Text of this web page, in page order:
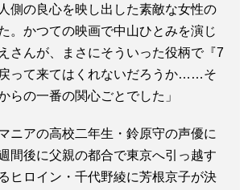
側の良心を映し出した素敵な女性の
。かつての映画で中山ひとみを演じ
さんが、まさにそういった役柄で『7
って来てはくれないだろうか……そ
らの一番の関心ごとでした」
ニアの高校二年生・鈴原守の声優に
間後に父親の都合で東京へ引っ越す
ヒロイン・千代野綾に芳根京子が決